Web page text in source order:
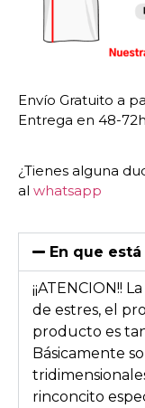
Envío Gratuito a
Entrega en 48-
¿Tienes alguna
al whatsapp
En que
¡¡ATENCION!!
de estres, el
producto es
Básicamente
rinconcito